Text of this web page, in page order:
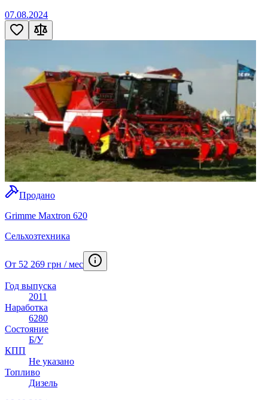
07.08.2024
Продано
Grimme Maxtron 620
Сельхозтехника
От 52 269 грн / мес
Год выпуска
2011
Наработка
6280
Состояние
Б/У
КПП
Не указано
Топливо
Дизель